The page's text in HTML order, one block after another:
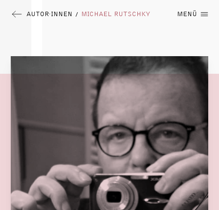
AUTOR∙INNEN / MICHAEL RUTSCHKY MENÜ